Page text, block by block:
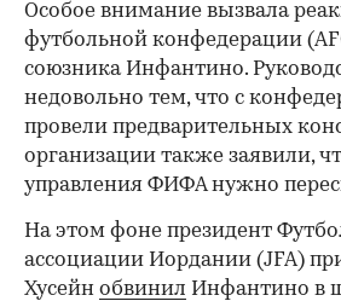
Особое внимание вызвала
футбольной конфедерации
союзника Инфантино.
недовольно тем, что с
провели предварительных
организации также заявили,
управления ФИФА нужно
На этом фоне президент
ассоциации Иордании (JFA)
Хусейн обвинил Инфантино в